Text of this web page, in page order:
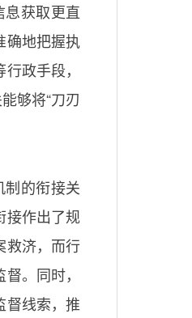
获取更直
确地把握执
政手段，
够将“刀刃
的衔接关
接作出了规
救济，而行
。同时，
督线索，推